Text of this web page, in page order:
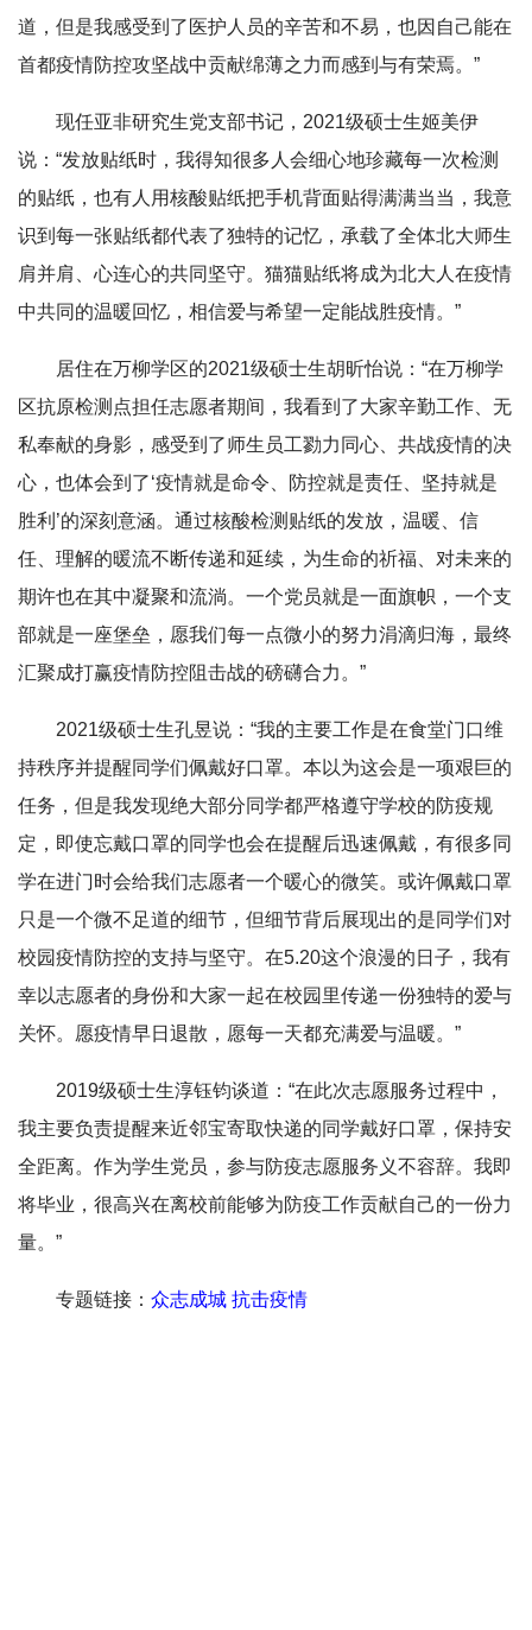
道，但是我感受到了医护人员的辛苦和不易，也因自己能在
首都疫情防控攻坚战中贡献绵薄之力而感到与有荣焉。”
现任亚非研究生党支部书记，2021级硕士生姬美伊
说：“发放贴纸时，我得知很多人会细心地珍藏每一次检测
的贴纸，也有人用核酸贴纸把手机背面贴得满满当当，我意
识到每一张贴纸都代表了独特的记忆，承载了全体北大师生
肩并肩、心连心的共同坚守。猫猫贴纸将成为北大人在疫情
中共同的温暖回忆，相信爱与希望一定能战胜疫情。”
居住在万柳学区的2021级硕士生胡昕怡说：“在万柳学
区抗原检测点担任志愿者期间，我看到了大家辛勤工作、无
私奉献的身影，感受到了师生员工勠力同心、共战疫情的决
心，也体会到了‘疫情就是命令、防控就是责任、坚持就是
胜利’的深刻意涵。通过核酸检测贴纸的发放，温暖、信
任、理解的暖流不断传递和延续，为生命的祈福、对未来的
期许也在其中凝聚和流淌。一个党员就是一面旗帜，一个支
部就是一座堡垒，愿我们每一点微小的努力涓滴归海，最终
汇聚成打赢疫情防控阻击战的磅礴合力。”
2021级硕士生孔昱说：“我的主要工作是在食堂门口维
持秩序并提醒同学们佩戴好口罩。本以为这会是一项艰巨的
任务，但是我发现绝大部分同学都严格遵守学校的防疫规
定，即使忘戴口罩的同学也会在提醒后迅速佩戴，有很多同
学在进门时会给我们志愿者一个暖心的微笑。或许佩戴口罩
只是一个微不足道的细节，但细节背后展现出的是同学们对
校园疫情防控的支持与坚守。在5.20这个浪漫的日子，我有
幸以志愿者的身份和大家一起在校园里传递一份独特的爱与
关怀。愿疫情早日退散，愿每一天都充满爱与温暖。”
2019级硕士生淳钰钧谈道：“在此次志愿服务过程中，
我主要负责提醒来近邻宝寄取快递的同学戴好口罩，保持安
全距离。作为学生党员，参与防疫志愿服务义不容辞。我即
将毕业，很高兴在离校前能够为防疫工作贡献自己的一份力
量。”
专题链接： 众志成城 抗击疫情